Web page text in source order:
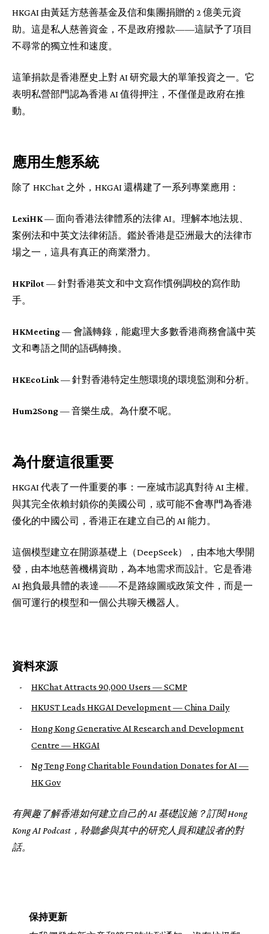
HKGAI 由黃廷方慈善基金及信和集團捐贈的 2 億美元資
助。這是私人慈善資金，不是政府撥款——這賦予了項目
不尋常的獨立性和速度。
這筆捐款是香港歷史上對 AI 研究最大的單筆投資之一。它
表明私營部門認為香港 AI 值得押注，不僅僅是政府在推
動。
應用生態系統
除了 HKChat 之外，HKGAI 還構建了一系列專業應用：
LexiHK— 面向香港法律體系的法律 AI。理解本地法規、
案例法和中英文法律術語。鑑於香港是亞洲最大的法律市
場之一，這具有真正的商業潛力。
HKPilot— 針對香港英文和中文寫作慣例調校的寫作助
手。
HKMeeting — 會議轉錄，能處理大多數香港商務會議中英
文和粵語之間的語碼轉換。
HKEcoLink— 針對香港特定生態環境的環境監測和分析。
Hum2Song — 音樂生成。為什麼不呢。
為什麼這很重要
HKGAI 代表了一件重要的事：一座城市認真對待 AI 主權。
與其完全依賴封鎖你的美國公司，或可能不會專門為香港
優化的中國公司，香港正在建立自己的 AI 能力。
這個模型建立在開源基礎上（DeepSeek），由本地大學開
發，由本地慈善機構資助，為本地需求而設計。它是香港
AI 抱負最具體的表達——不是路線圖或政策文件，而是一
個可運行的模型和一個公共聊天機器人。
資料來源
- HKChat Attracts 90,000 Users — SCMP
- HKUST Leads HKGAI Development — China Daily
-
Hong Kong Generative AI Research and Development
Centre — HKGAI
-
Ng Teng Fong Charitable Foundation Donates for AI —
HK Gov
有興趣了解香港如何建立自己的 AI 基礎設施？訂閱 Hong
Kong AI Podcast，聆聽參與其中的研究人員和建設者的對
話。
保持更新